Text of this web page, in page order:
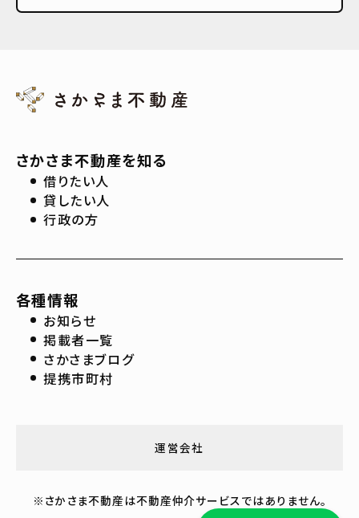
さかさま不動産を知る
借りたい人
貸したい人
行政の方
各種情報
お知らせ
掲載者一覧
さかさまブログ
提携市町村
運営会社
※さかさま不動産は不動産仲介サービスではありません。